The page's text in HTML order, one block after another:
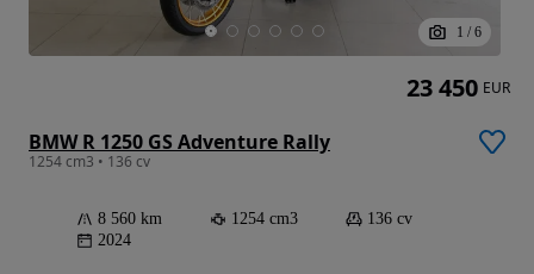
1 / 6
BMW R 1250 GS Adventure Rally
1254 cm3 • 136 cv
8 560 km 1254 cm3
136 cv
2024
23 450 EUR